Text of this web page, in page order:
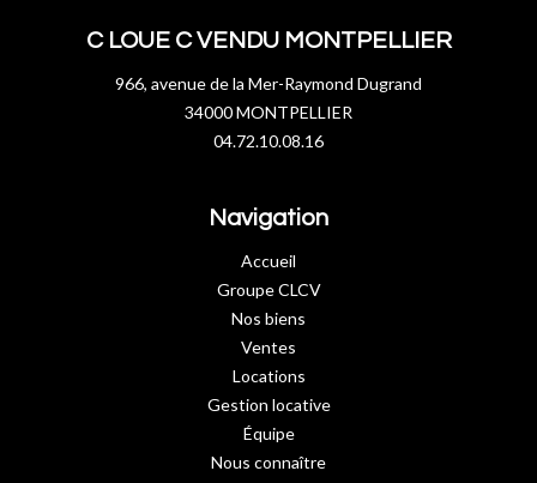
C LOUE C VENDU MONTPELLIER
966, avenue de la Mer-Raymond Dugrand
34000 MONTPELLIER
04.72.10.08.16
Navigation
Accueil
Groupe CLCV
Nos biens
Ventes
Locations
Gestion locative
Équipe
Nous connaître